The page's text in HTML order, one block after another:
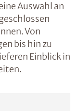
Auswahl an
Von
bis hin zu
Einblick in